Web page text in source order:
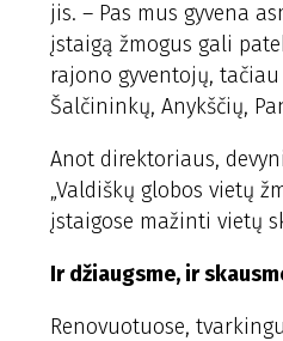
jis. – Pas mus gyvena
įstaigą žmogus gali
rajono gyventojų,
Šalčininkų, Anykščių,
Anot direktoriaus,
„Valdiškų globos vietų
įstaigose mažinti vietų
Ir džiaugsme, ir
Renovuotuose,